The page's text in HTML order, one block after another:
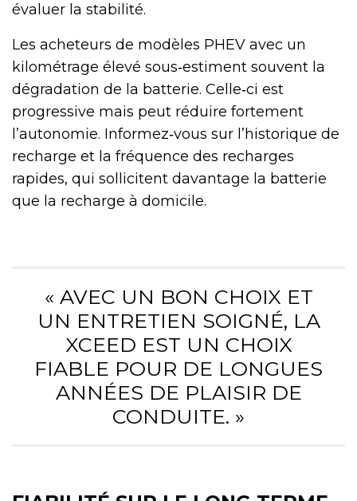
évaluer la stabilité.
Les acheteurs de modèles PHEV avec un
kilométrage élevé sous‑estiment souvent la
dégradation de la batterie. Celle‑ci est
progressive mais peut réduire fortement
l’autonomie. Informez‑vous sur l’historique de
recharge et la fréquence des recharges
rapides, qui sollicitent davantage la batterie
que la recharge à domicile.
« AVEC UN BON CHOIX ET
UN ENTRETIEN SOIGNÉ, LA
XCEED EST UN CHOIX
FIABLE POUR DE LONGUES
ANNÉES DE PLAISIR DE
CONDUITE. »